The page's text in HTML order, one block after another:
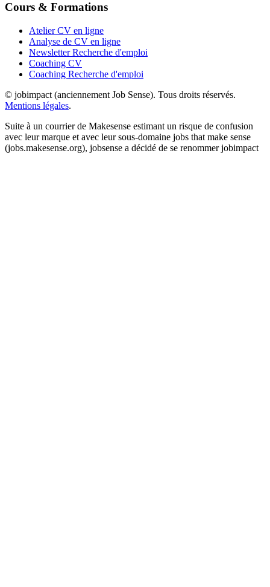
Cours & Formations
Atelier CV en ligne
Analyse de CV en ligne
Newsletter Recherche d'emploi
Coaching CV
Coaching Recherche d'emploi
© jobimpact (anciennement Job Sense). Tous droits réservés.
Mentions légales.
Suite à un courrier de Makesense estimant un risque de confusion
avec leur marque et avec leur sous-domaine jobs that make sense
(jobs.makesense.org), jobsense a décidé de se renommer jobimpact